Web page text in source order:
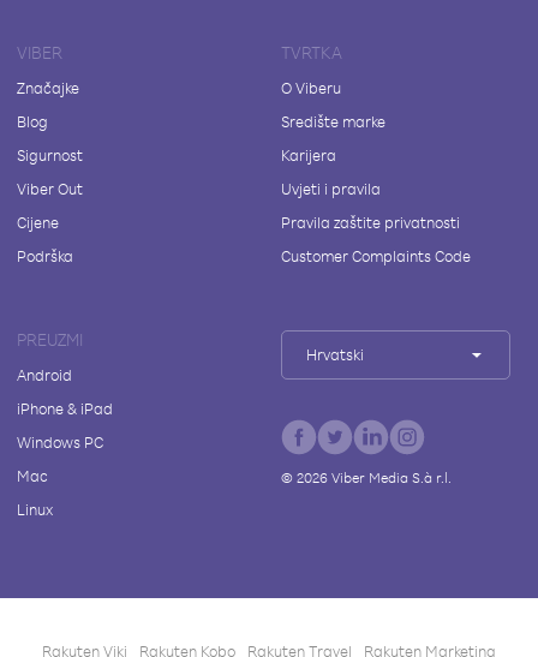
VIBER
Značajke
Blog
Sigurnost
Viber Out
Cijene
Podrška
TVRTKA
O Viberu
Središte marke
Karijera
Uvjeti i pravila
Pravila zaštite privatnosti
Customer Complaints Code
PREUZMI
Android
iPhone & iPad
Windows PC
Mac
Linux
Hrvatski
© 2026Viber Media S.à r.l.
Rakuten Viki Rakuten Kobo Rakuten Travel Rakuten Marketing